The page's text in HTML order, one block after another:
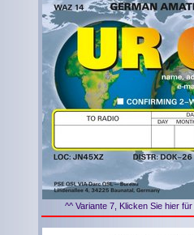
^^ Variante 7, Klicken Sie hier